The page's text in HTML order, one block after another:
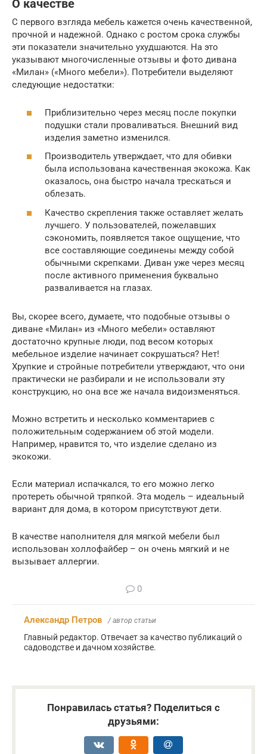
О качестве
С первого взгляда мебель кажется очень качественной,
прочной и надежной. Однако с ростом срока службы
эти показатели значительно ухудшаются. На это
указывают многочисленные отзывы и фото дивана
«Милан» («Много мебели»). Потребители выделяют
следующие недостатки:
Приблизительно через месяц после покупки
подушки стали проваливаться. Внешний вид
изделия заметно изменился.
Производитель утверждает, что для обивки
была использована качественная экокожа. Как
оказалось, она быстро начала трескаться и
облезать.
Качество скрепления также оставляет желать
лучшего. У пользователей, пожелавших
сэкономить, появляется такое ощущение, что
все составляющие соединены между собой
обычными скрепками. Диван уже через месяц
после активного применения буквально
разваливается на глазах.
Вы, скорее всего, думаете, что подобные отзывы о
диване «Милан» из «Много мебели» оставляют
достаточно крупные люди, под весом которых
мебельное изделие начинает сокрушаться? Нет!
Хрупкие и стройные потребители утверждают, что они
практически не разбирали и не использовали эту
конструкцию, но она все же начала видоизменяться.
Можно встретить и несколько комментариев с
положительным содержанием об этой модели.
Например, нравится то, что изделие сделано из
экокожи.
Если материал испачкался, то его можно легко
протереть обычной тряпкой. Эта модель – идеальный
вариант для дома, в котором присутствуют дети.
В качестве наполнителя для мягкой мебели был
использован холлофайбер – он очень мягкий и не
вызывает аллергии.
0
Александр Петров / автор статьи
Главный редактор. Отвечает за качество публикаций о
садоводстве и дачном хозяйстве.
Понравилась статья? Поделиться с
друзьями: